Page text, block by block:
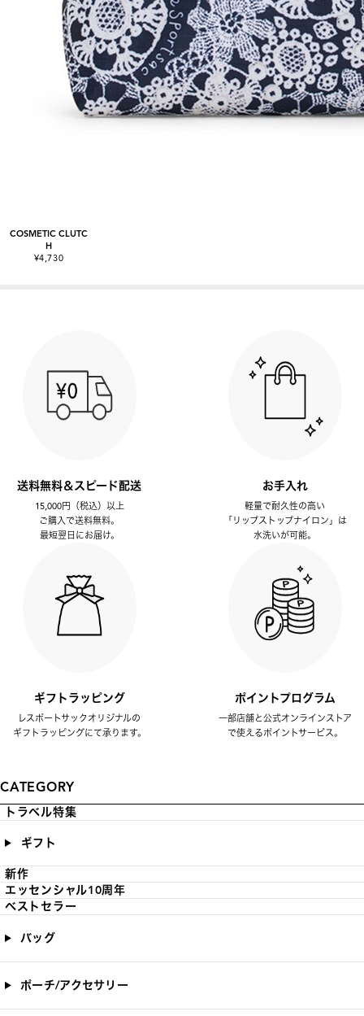
COSMETIC CLUTC
H
¥4,730
送料無料＆スピード配送
15,000円（税込）以上
ご購入で送料無料。
最短翌日にお届け。
お手入れ
軽量で耐久性の高い
「リップストップナイロン」は
水洗いが可能。
ギフトラッピング
レスポートサックオリジナルの
ギフトラッピングにて承ります。
ポイントプログラム
一部店舗と公式オンラインストア
で使えるポイントサービス。
CATEGORY
トラベル特集
ギフト
新作
エッセンシャル10周年
ベストセラー
バッグ
ポーチ/アクセサリー